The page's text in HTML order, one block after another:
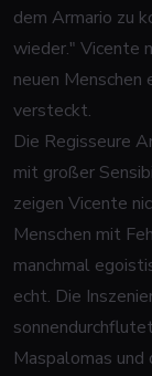
dem Armario zu
wieder." Vicente
neuen Menschen
versteckt.
Die Regisseure
mit großer
zeigen Vicente
Menschen mit
manchmal
echt. Die
Maspalomas